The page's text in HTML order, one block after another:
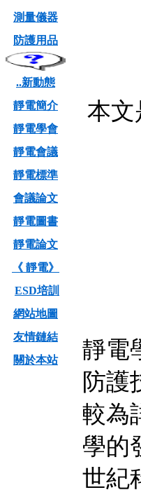
測量儀器
防護用品
..新動態
靜電簡介
靜電學會
靜電會議
靜電標準
會議論文
靜電圖書
靜電論文
《 靜電》
ESD培訓
網站地圖
友情鏈結
關於本站
本文
靜電
防護
較為
學的
世紀